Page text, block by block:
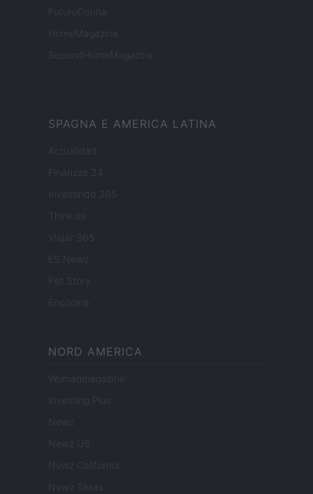
FuturoDonna
HomeMagazine
SecondHomeMagazine
SPAGNA E AMERICA LATINA
Actualidad
Finanzas 24
Investindo 365
Think.es
Viajar 365
ES Newz
Pet Story
Encocina
NORD AMERICA
Womanmagazine
Investing Plus
Newz
Newz US
Newz California
Newz Texas